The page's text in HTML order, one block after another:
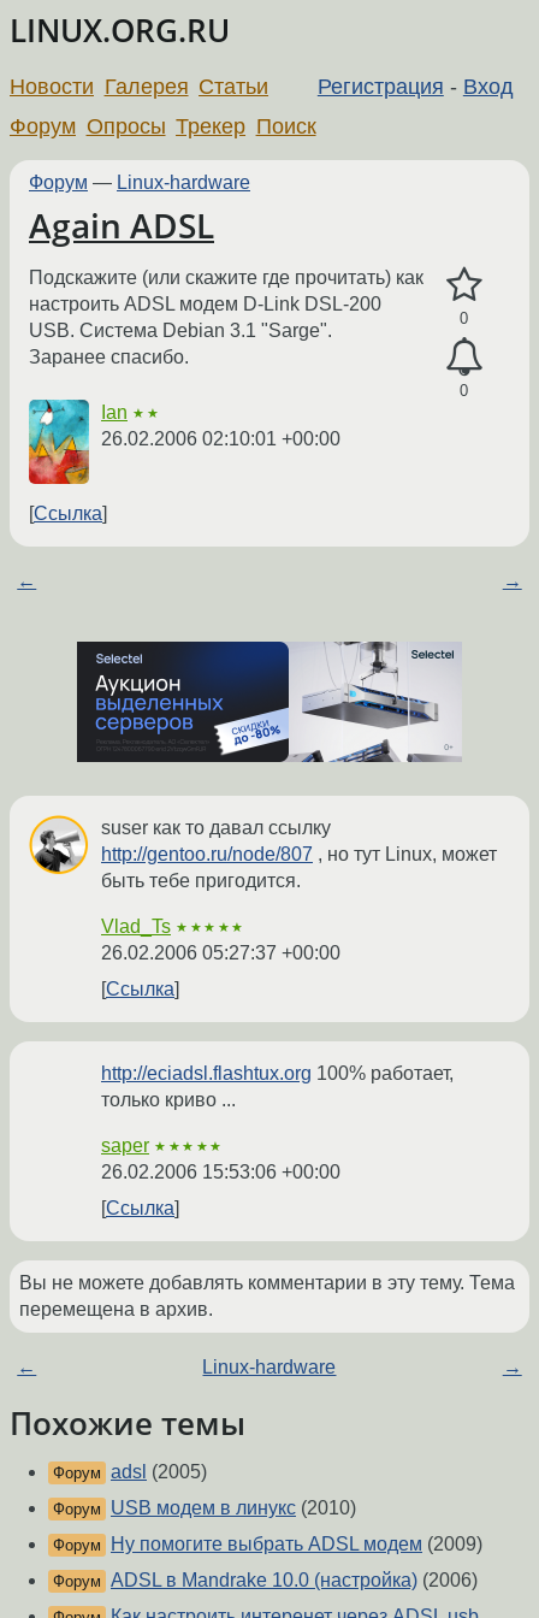
LINUX.ORG.RU
Регистрация - Вход
Новости Галерея Статьи
Форум Опросы Трекер Поиск
Форум — Linux-hardware
Again ADSL
0
0
Подскажите (или скажите где прочитать) как
настроить ADSL модем D-Link DSL-200
USB. Система Debian 3.1 "Sarge".
Заранее спасибо.
Ian ★★
26.02.2006 02:10:01 +00:00
Ссылка
← →
suser как то давал ссылку
http://gentoo.ru/node/807 , но тут Linux, может
быть тебе пригодится.
Vlad_Ts ★★★★★
26.02.2006 05:27:37 +00:00
Ссылка
http://eciadsl.flashtux.org 100% работает,
только криво ...
saper ★★★★★
26.02.2006 15:53:06 +00:00
Ссылка
Вы не можете добавлять комментарии в эту тему. Тема
перемещена в архив.
← Linux-hardware →
Похожие темы
Форум adsl (2005)
Форум USB модем в линукс (2010)
Форум Ну помогите выбрать ADSL модем (2009)
Форум ADSL в Mandrake 10.0 (настройка) (2006)